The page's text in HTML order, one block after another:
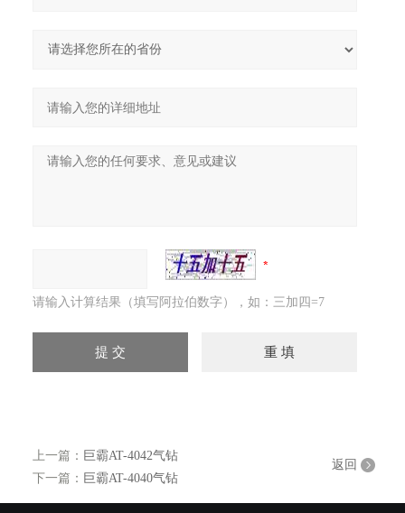
请输入计算结果（填写阿拉伯数字），如：三加四=7
上一篇： 巨霸AT-4042气钻
下一篇： 巨霸AT-4040气钻
返回